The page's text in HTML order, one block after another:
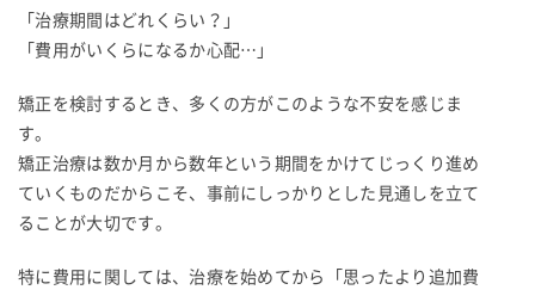
「治療期間はどれくらい？」
「費用がいくらになるか心配…」
矯正を検討するとき、多くの方がこのような不安を感じま
す。
矯正治療は数か月から数年という期間をかけてじっくり進め
ていくものだからこそ、事前にしっかりとした見通しを立て
ることが大切です。
特に費用に関しては、治療を始めてから「思ったより追加費